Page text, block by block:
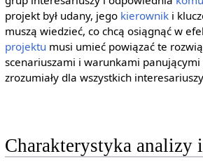
projekt był udany, jego kierowniki
muszą wiedzieć, co chcą osiągnąć w
projektu musi umieć powiązać te
scenariuszami i warunkami
zrozumiały dla wszystkich
Charakterystyka analizy